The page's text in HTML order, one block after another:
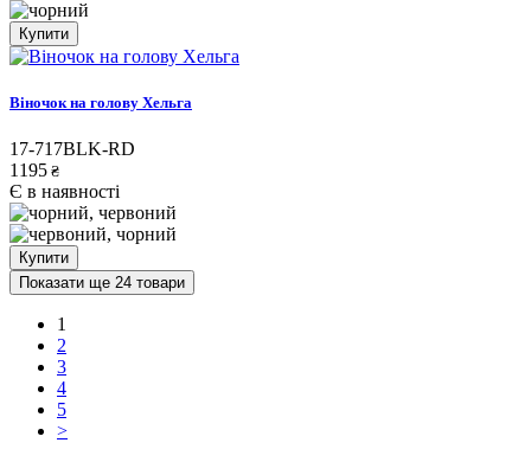
Купити
Віночок на голову Хельга
17-717BLK-RD
1195 ₴
Є в наявності
Купити
Показати ще 24 товари
1
2
3
4
5
>